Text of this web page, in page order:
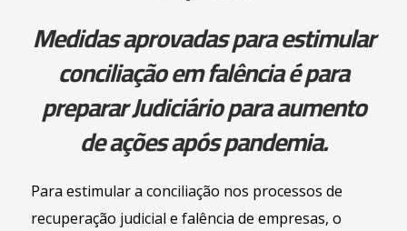
Medidas aprovadas para estimular
conciliação em falência é para
preparar Judiciário para aumento
de ações após pandemia.
Para estimular a conciliação nos processos de
recuperação judicial e falência de empresas, o